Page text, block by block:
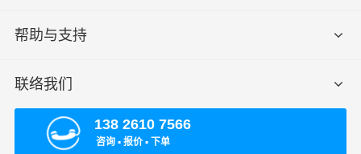
帮助与支持
联络我们
138 2610 7566
咨询 ▪ 报价 ▪ 下单